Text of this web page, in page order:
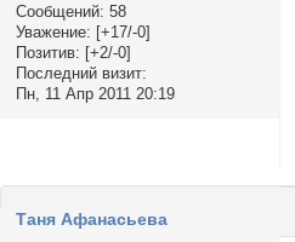
Сообщений: 58
Уважение: [+17/-0]
Позитив: [+2/-0]
Последний визит:
Пн, 11 Апр 2011 20:19
Таня Афанасьевa